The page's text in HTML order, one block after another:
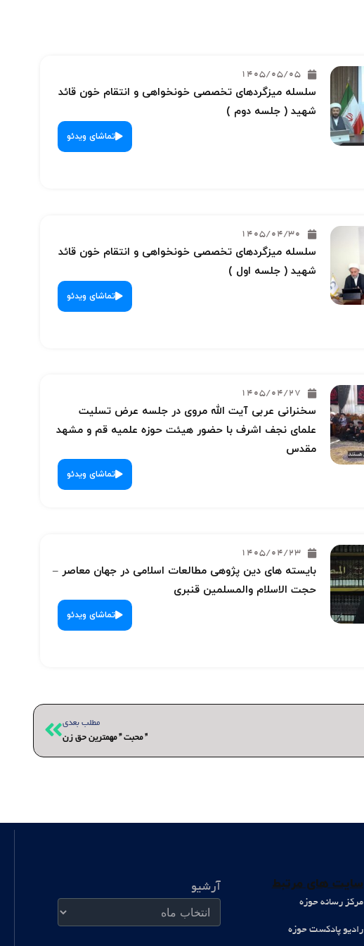
1405/05/05
سلسله میزگردهای تخصصی خونخواهی و انتقام خون قائد
شهید ( جلسه دوم )
تماشای ویدئو
1405/04/30
سلسله میزگردهای تخصصی خونخواهی و انتقام خون قائد
شهید ( جلسه اول )
تماشای ویدئو
1405/04/27
سخنرانی عربی آیت الله مروی در جلسه عرض تسلیت
علمای نجف اشرف با حضور هیئت حوزه علمیه قم و مشهد
مقدس
تماشای ویدئو
1405/04/23
بایسته های دین پژوهی مطالعات اسلامی در جهان معاصر –
حجت الاسلام والمسلمین قنبری
تماشای ویدئو
مطلب بعدی
” محبت ” مهمترین حق زن
بعدی
سایت های مرتبط
مرکز رسانه حوزه
رادیو پادکست حوزه
آرشیو
آرشیو